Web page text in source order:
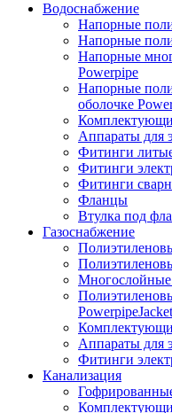
Водоснабжение
Напорные
Напорные
Напорные
Powerpipe
Напорные
оболочке
Аппараты для
Фитинги
Фитинги
Фитинги
Фланцы
Втулка под
Газоснабжение
Многослойные
PowerpipeJacket
Аппараты для
Фитинги
Канализация